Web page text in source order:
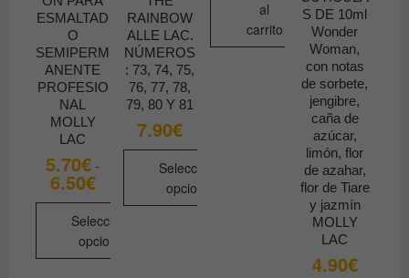
ESMALTAD
O
SEMIPERM
ANENTE
PROFESIO
NAL
MOLLY
LAC
5.70€ -
6.50€Rango
de
precios:
desde
5.70€
hasta
6.50€
Seleccionar
opciones
RAINBOW
ALLE LAC.
NÚMEROS
: 73, 74, 75,
76, 77, 78,
79, 80 Y 81
7.90€
Seleccionar
opciones
al
carrito
S DE 10ml
Wonder
Woman,
con notas
de sorbete,
jengibre,
caña de
azúcar,
limón, flor
de azahar,
flor de Tiare
y jazmín
MOLLY
LAC
4.90€